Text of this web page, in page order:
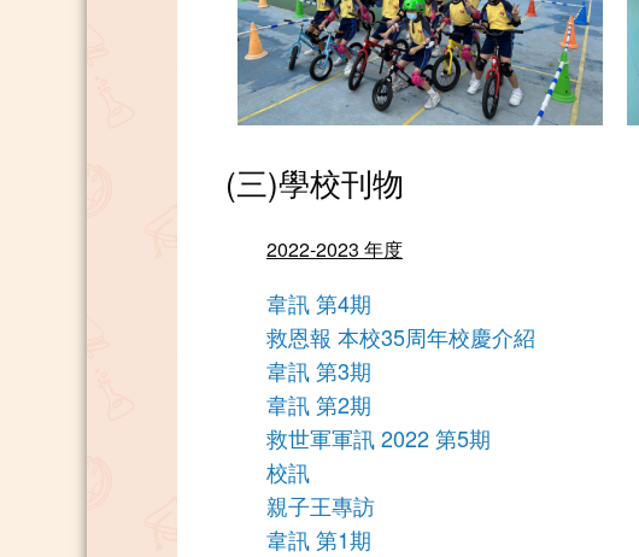
(三)學校刊物
2022-2023 年度
韋訊 第4期
救恩報 本校35周年校慶介紹
韋訊 第3期
韋訊 第2期
救世軍軍訊 2022 第5期
校訊
親子王專訪
韋訊 第1期